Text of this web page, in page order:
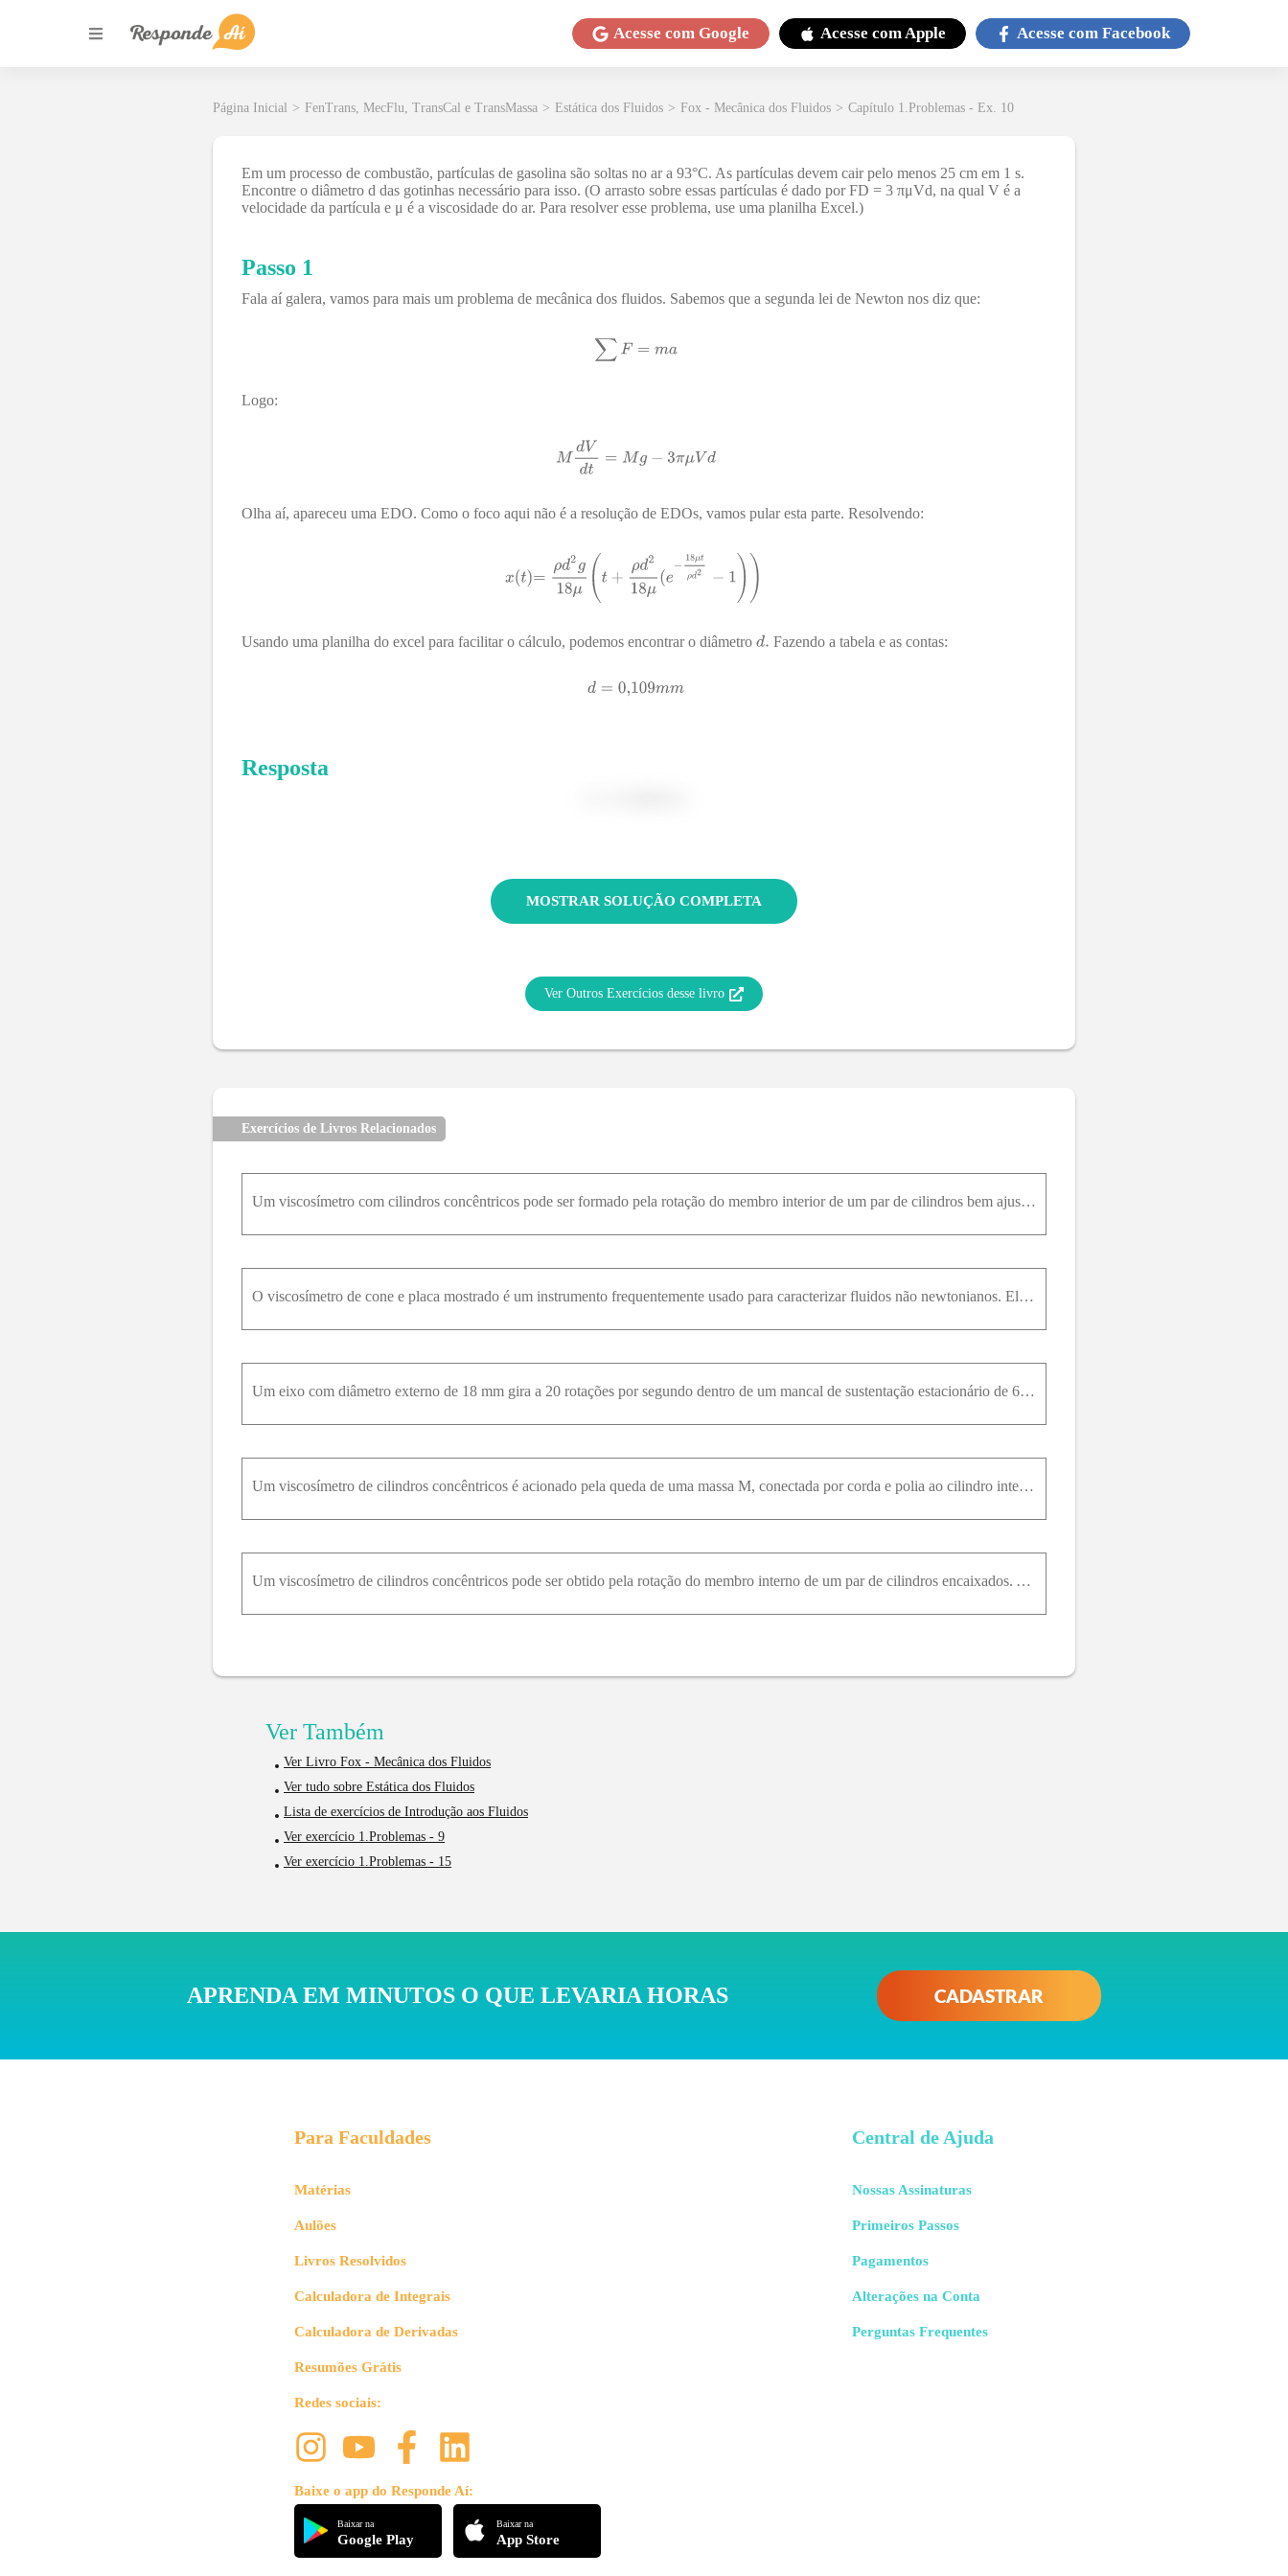
Acesse com Google Acesse comApple Acesse com Facebook
Página Inicial > FenTrans, MecFlu, TransCal e TransMassa > Estática dos Fluidos > Fox - Mecânica dos Fluidos > Capítulo 1.Problemas - Ex. 10
Em um processo de combustão, partículas de gasolina são soltas no ar a 93°C. As partículas devem cair pelo menos 25 cm em 1 s.
Encontre o diâmetro d das gotinhas necessário para isso. (O arrasto sobre essas partículas é dado por FD = 3 πμVd, na qual V é a
velocidade da partícula e μ é a viscosidade do ar. Para resolver esse problema, use uma planilha Excel.)
Passo 1
Fala aí galera, vamos para mais um problema de mecânica dos fluidos. Sabemos que a segunda lei de Newton nos diz que:
Logo:
Olha aí, apareceu uma EDO. Como o foco aqui não é a resolução de EDOs, vamos pular esta parte. Resolvendo:
Usando uma planilha do excel para facilitar o cálculo, podemos encontrar o diâmetro Fazendo a tabela e as contas:
Resposta
MOSTRAR SOLUÇÃO COMPLETA
Ver Outros Exercícios desse livro
Exercícios de Livros Relacionados
Um viscosímetro com cilindros concêntricos pode ser formado pela rotação do membro interior de um par de cilindros bem ajustados. Para pequenas folgas anulares, um perfil de velocidade linear pode ser
O viscosímetro de cone e placa mostrado é um instrumento frequentemente usado para caracterizar fluidos não newtonianos. Ele consiste em uma placa plana e em um cone giratório, com ângulo muito obtuso
Um eixo com diâmetro externo de 18 mm gira a 20 rotações por segundo dentro de um mancal de sustentação estacionário de 60 mm de comprimento. Uma película de óleo com espessura de 0,2 mm preenche a fo
Um viscosímetro de cilindros concêntricos é acionado pela queda de uma massa M, conectada por corda e polia ao cilindro interno, conforme mostrado. O líquido a ser testado preenche a folga anular de l
Um viscosímetro de cilindros concêntricos pode ser obtido pela rotação do membro interno de um par de cilindros encaixados. A folga anular entre os cilindros deve ser muito pequena de modo a desenvolv
Ver Também
Ver Livro Fox - Mecânica dos Fluidos
Ver tudo sobre Estática dos Fluidos
Lista de exercícios de Introdução aos Fluidos
Ver exercício 1.Problemas - 9
Ver exercício 1.Problemas - 15
APRENDA EM MINUTOS O QUE LEVARIA HORAS CADASTRAR
Para Faculdades
Matérias
Aulões
Livros Resolvidos
Calculadora de Integrais
Calculadora de Derivadas
Resumões Grátis
Redes sociais:
Baixe o app do Responde Aí:
Baixar na
Google Play
Baixar na
App Store
Central de Ajuda
Nossas Assinaturas
Primeiros Passos
Pagamentos
Alterações na Conta
Perguntas Frequentes